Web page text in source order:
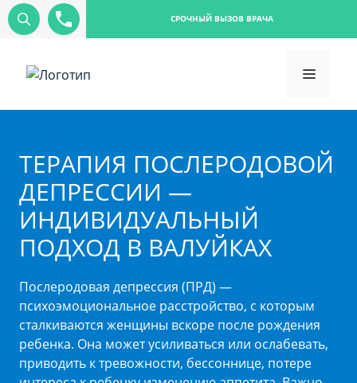
СРОЧНЫЙ ВЫЗОВ ВРАЧА
ТЕРАПИЯ ПОСЛЕРОДОВОЙ
ДЕПРЕССИИ —
ИНДИВИДУАЛЬНЫЙ
ПОДХОД В ВАЛУЙКАХ
Послеродовая депрессия (ПРД) —
психоэмоциональное расстройство, с которым
сталкиваются женщины вскоре после рождения
ребенка. Она может усиливаться или ослабевать,
приводить к тревожности, бессоннице, потере